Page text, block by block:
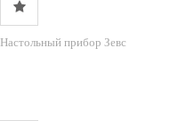
Настольный прибор Зевс